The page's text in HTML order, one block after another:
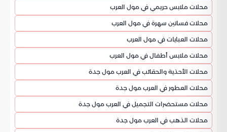
محلات ملابس حريمي في مول العرب
محلات فساتين سهرة في مول العرب
محلات العبايات في مول العرب
محلات ملابس أطفال في مول العرب
محلات الأحذية والحقائب في العرب مول جدة
محلات العطور في العرب مول جدة
محلات مستحضرات التجميل في العرب مول جدة
محلات الذهب في العرب مول جدة